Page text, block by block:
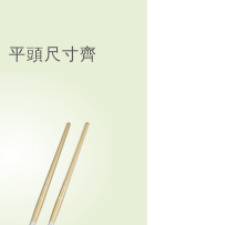
平頭尺寸齊